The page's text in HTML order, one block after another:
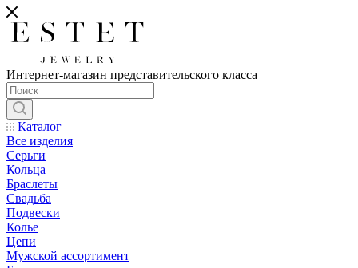
Интернет-магазин представительского класса
Каталог
Все изделия
Серьги
Кольца
Браслеты
Свадьба
Подвески
Колье
Цепи
Мужской ассортимент